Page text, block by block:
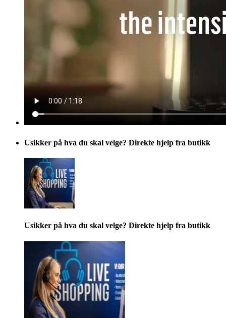
Usikker på hva du skal velge? Direkte hjelp fra butikk
Usikker på hva du skal velge? Direkte hjelp fra butikk